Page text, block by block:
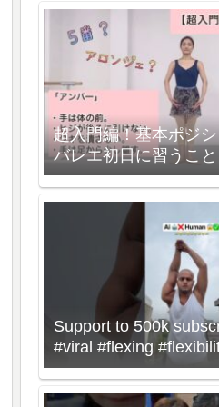
超入門編！基本ポジシ
バレエ初日に習うこ
Support to 500k
#viral #flexing
#bonebreaking